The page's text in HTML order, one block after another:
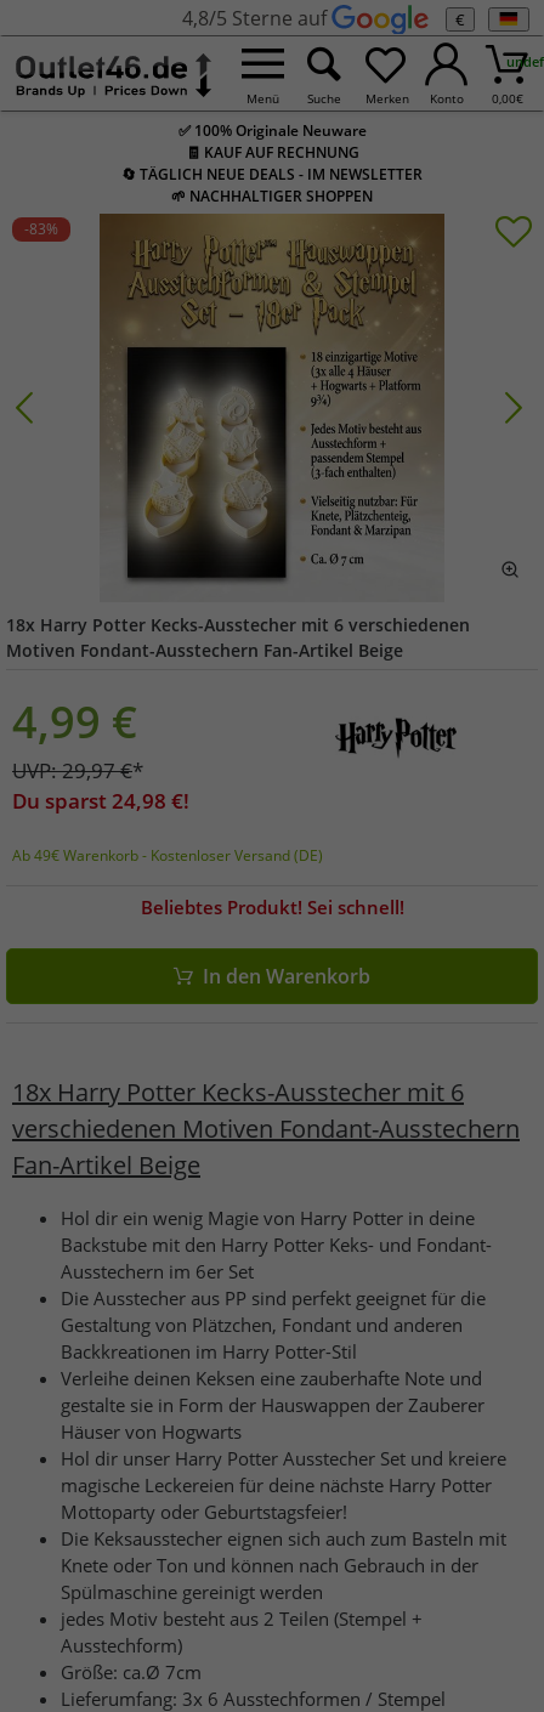
4,8/5 Sterne auf €
Menü Suche Merken Konto 0,00€
✅ 100% Originale Neuware
🧾 KAUF AUF RECHNUNG
🔄 TÄGLICH NEUE DEALS - IM NEWSLETTER
🌱 NACHHALTIGER SHOPPEN
-83%
18x Harry Potter Kecks-Ausstecher mit 6 verschiedenen
Motiven Fondant-Ausstechern Fan-Artikel Beige
4,99 €
UVP:29,97€*
Du sparst 24,98 €!
Ab 49€ Warenkorb - Kostenloser Versand (DE)
Beliebtes Produkt! Sei schnell!
In den Warenkorb
18x Harry Potter Kecks-Ausstecher mit 6
verschiedenen Motiven Fondant-Ausstechern
Fan-Artikel Beige
Hol dir ein wenig Magie von Harry Potter in deine
Backstube mit den Harry Potter Keks- und Fondant-
Ausstechern im 6er Set
Die Ausstecher aus PP sind perfekt geeignet für die
Gestaltung von Plätzchen, Fondant und anderen
Backkreationen im Harry Potter-Stil
Verleihe deinen Keksen eine zauberhafte Note und
gestalte sie in Form der Hauswappen der Zauberer
Häuser von Hogwarts
Hol dir unser Harry Potter Ausstecher Set und kreiere
magische Leckereien für deine nächste Harry Potter
Mottoparty oder Geburtstagsfeier!
Die Keksausstecher eignen sich auch zum Basteln mit
Knete oder Ton und können nach Gebrauch in der
Spülmaschine gereinigt werden
jedes Motiv besteht aus 2 Teilen (Stempel +
Ausstechform)
Größe: ca.Ø 7cm
Lieferumfang: 3x 6 Ausstechformen / Stempel